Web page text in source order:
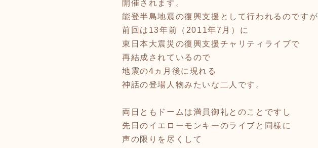
開催されます。
能登半島地震の復興支援として行われるのですが
前回は13年前（2011年7月）に
東日本大震災の復興支援チャリティライブで
再結成されているので
地震の4ヵ月後に現れる
神話の登場人物みたいな二人です。
両日ともドームは満員御礼とのことですし
先日のイエローモンキーのライブと同様に
声の限りを尽くして